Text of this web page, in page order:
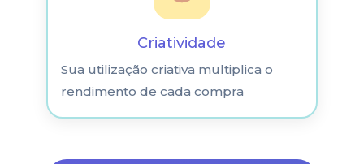
Criatividade
Sua utilização criativa multiplica o
rendimento de cada compra